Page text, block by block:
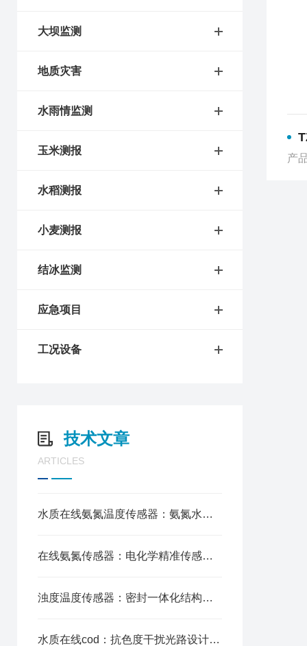
大坝监测
地质灾害
水雨情监测
玉米测报
水稻测报
小麦测报
结冰监测
应急项目
工况设备
技术文章
ARTICLES
水质在线氨氮温度传感器：氨氮水温一体化测，自动温补消误差
在线氨氮传感器：电化学精准传感，长期运行稳定性强
浊度温度传感器：密封一体化结构，供水管道全程水质监控
水质在线cod：抗色度干扰光路设计，实时连续采样观测
产